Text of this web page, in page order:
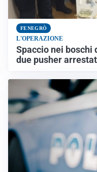
FENEGRÒ
L'OPERAZIONE
Spaccio nei boschi
due pusher